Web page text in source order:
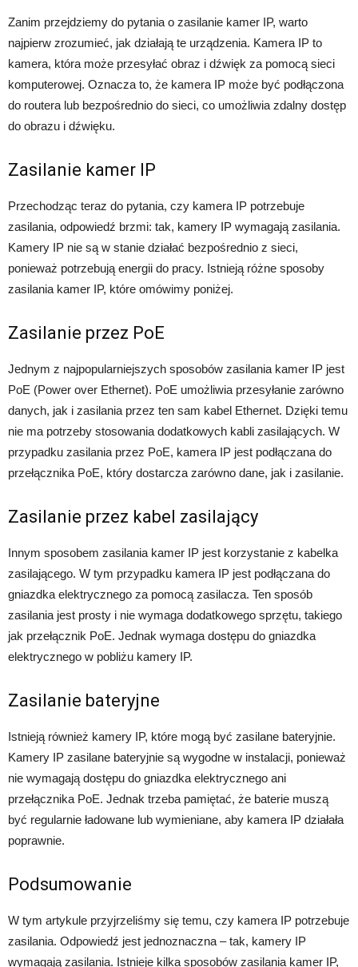
Zanim przejdziemy do pytania o zasilanie kamer IP, warto
najpierw zrozumieć, jak działają te urządzenia. Kamera IP to
kamera, która może przesyłać obraz i dźwięk za pomocą sieci
komputerowej. Oznacza to, że kamera IP może być podłączona
do routera lub bezpośrednio do sieci, co umożliwia zdalny dostęp
do obrazu i dźwięku.
Zasilanie kamer IP
Przechodząc teraz do pytania, czy kamera IP potrzebuje
zasilania, odpowiedź brzmi: tak, kamery IP wymagają zasilania.
Kamery IP nie są w stanie działać bezpośrednio z sieci,
ponieważ potrzebują energii do pracy. Istnieją różne sposoby
zasilania kamer IP, które omówimy poniżej.
Zasilanie przez PoE
Jednym z najpopularniejszych sposobów zasilania kamer IP jest
PoE (Power over Ethernet). PoE umożliwia przesyłanie zarówno
danych, jak i zasilania przez ten sam kabel Ethernet. Dzięki temu
nie ma potrzeby stosowania dodatkowych kabli zasilających. W
przypadku zasilania przez PoE, kamera IP jest podłączana do
przełącznika PoE, który dostarcza zarówno dane, jak i zasilanie.
Zasilanie przez kabel zasilający
Innym sposobem zasilania kamer IP jest korzystanie z kabelka
zasilającego. W tym przypadku kamera IP jest podłączana do
gniazdka elektrycznego za pomocą zasilacza. Ten sposób
zasilania jest prosty i nie wymaga dodatkowego sprzętu, takiego
jak przełącznik PoE. Jednak wymaga dostępu do gniazdka
elektrycznego w pobliżu kamery IP.
Zasilanie bateryjne
Istnieją również kamery IP, które mogą być zasilane bateryjnie.
Kamery IP zasilane bateryjnie są wygodne w instalacji, ponieważ
nie wymagają dostępu do gniazdka elektrycznego ani
przełącznika PoE. Jednak trzeba pamiętać, że baterie muszą
być regularnie ładowane lub wymieniane, aby kamera IP działała
poprawnie.
Podsumowanie
W tym artykule przyjrzeliśmy się temu, czy kamera IP potrzebuje
zasilania. Odpowiedź jest jednoznaczna – tak, kamery IP
wymagają zasilania. Istnieje kilka sposobów zasilania kamer IP,